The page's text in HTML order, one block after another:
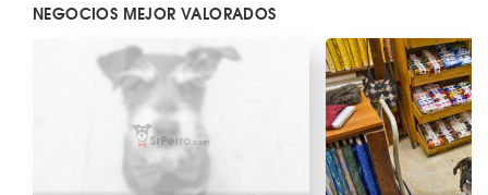
NEGOCIOS MEJOR VALORADOS